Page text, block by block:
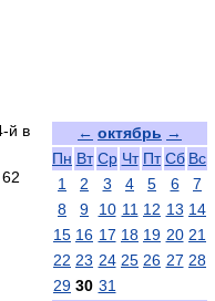
← октябрь →
Пн Вт Ср Чт Пт Сб Вс
1
2 3 4 5 6
7
8
9 10 11 12 13 14
15 16 17 18 19 20 21
22 23 24 25 26 27 28
29 30 31
й в
62